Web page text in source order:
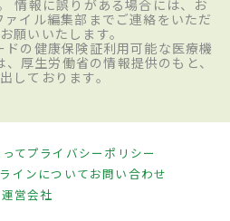
情報に誤りがある場合には、お
イル編集部までご連絡をいただ
願いいたします。
の健康保険証利用可能な医療機
厚生労働省の情報提供のもと、
しております。
てプライバシーポリシー
インについてお問い合わせ
運営会社